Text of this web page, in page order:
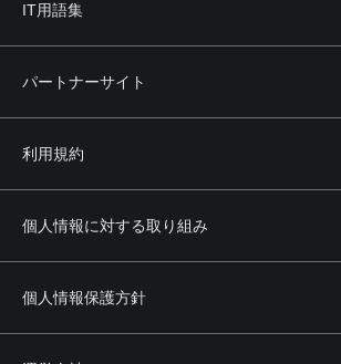
IT用語集
パートナーサイト
利用規約
個人情報に対する取り組み
個人情報保護方針